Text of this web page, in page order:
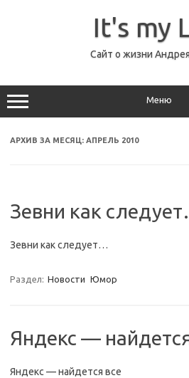
It's my
Сайт о жизни
Меню
АРХИВ ЗА МЕСЯЦ: АПРЕЛЬ 2010
Зевни как
Зевни как следует…
Раздел: Новости Юмор
Яндекс —
Яндекс — найдется все